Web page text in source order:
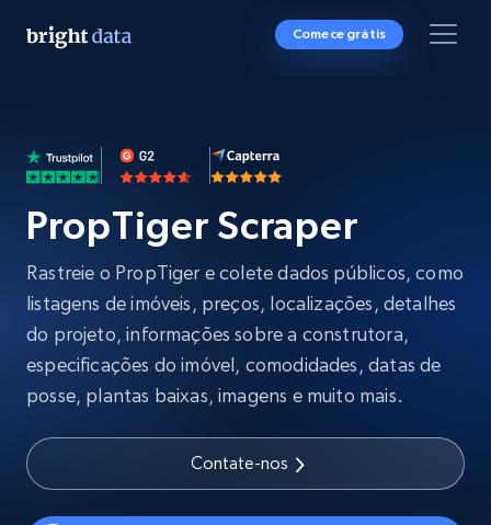
Comece grátis
PropTiger Scraper
Rastreie o PropTiger e colete dados públicos, como
listagens de imóveis, preços, localizações, detalhes
do projeto, informações sobre a construtora,
especificações do imóvel, comodidades, datas de
posse, plantas baixas, imagens e muito mais.
Contate-nos